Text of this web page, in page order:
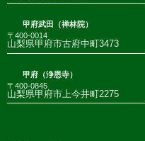
甲府武田（禅林院）
〒400-0014
山梨県甲府市古府中町3473
甲府（浄恩寺）
〒400-0845
山梨県甲府市上今井町2275